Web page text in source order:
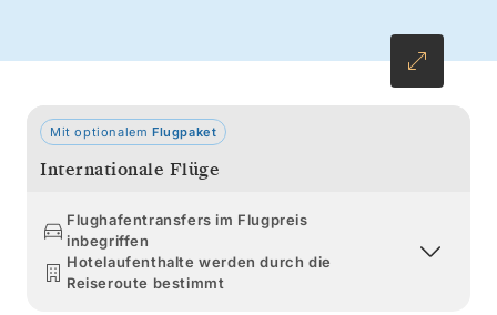
Marokko. Das hoch aufragende Minarett von
Casablanca und die Stadt Lissabon bilden
einen passenden Abschluss.
Mit optionalem Flugpaket
Internationale Flüge
Flughafentransfers im Flugpreis
inbegriffen
Hotelaufenthalte werden durch die
Reiseroute bestimmt